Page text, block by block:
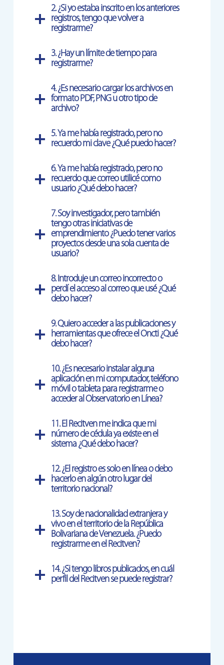
2. ¿Si yo estaba inscrito en los anteriores
registros, tengo que volver a
registrarme?
3. ¿Hay un límite de tiempo para
registrarme?
4. ¿Es necesario cargar los archivos en
formato PDF, PNG u otro tipo de
archivo?
5. Ya me había registrado, pero no
recuerdo mi clave ¿Qué puedo hacer?
6.Ya me había registrado, pero no
recuerdo que correo utilicé como
usuario ¿Qué debo hacer?
7.Soy investigador, pero también
tengo otras iniciativas de
emprendimiento ¿Puedo tener varios
proyectos desde una sola cuenta de
usuario?
8. Introduje un correo incorrecto o
perdí el acceso al correo que usé ¿Qué
debo hacer?
9.Quiero acceder a las publicaciones y
herramientas que ofrece el Oncti ¿Qué
debo hacer?
10.¿Es necesario instalar alguna
aplicación en mi computador, teléfono
móvil o tableta para registrarme o
acceder al Observatorio en Línea?
11. El Recitven me indica que mi
número de cédula ya existe en el
sistema ¿Qué debo hacer?
12. ¿El registro es solo en línea o debo
hacerlo en algún otro lugar del
territorio nacional?
13.Soy de nacionalidad extranjera y
vivo en el territorio de la República
Bolivariana de Venezuela. ¿Puedo
registrarme en el Recitven?
14. ¿Si tengo libros publicados, en cuál
perfil del Recitven se puede registrar?